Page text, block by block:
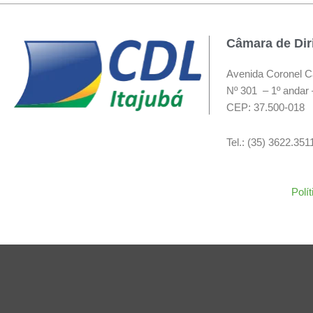
Câmara de
Avenida Coronel
Nº 301 – 1º
CEP: 37.500-018
Tel.: (35)